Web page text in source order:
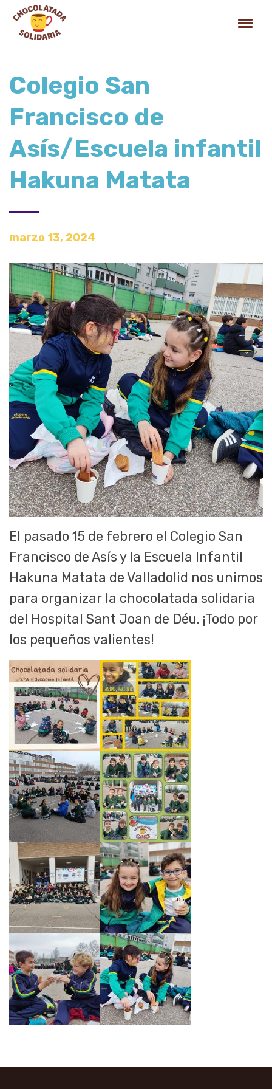
Colegio San
Francisco de
Asís/Escuela infantil
Hakuna Matata
marzo 13, 2024
El pasado 15 de febrero el Colegio San
Francisco de Asís y la Escuela Infantil
Hakuna Matata de Valladolid nos unimos
para organizar la chocolatada solidaria
del Hospital Sant Joan de Déu. ¡Todo por
los pequeños valientes!